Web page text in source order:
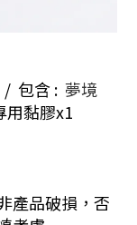
/ 包含 : 夢境
用黏膠x1
產品破損，否